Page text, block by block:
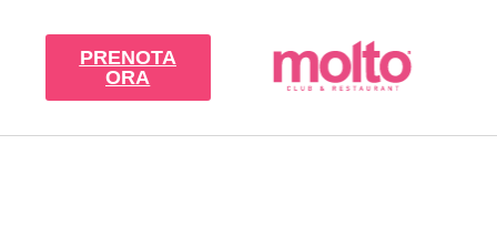
PRENOTA
ORA